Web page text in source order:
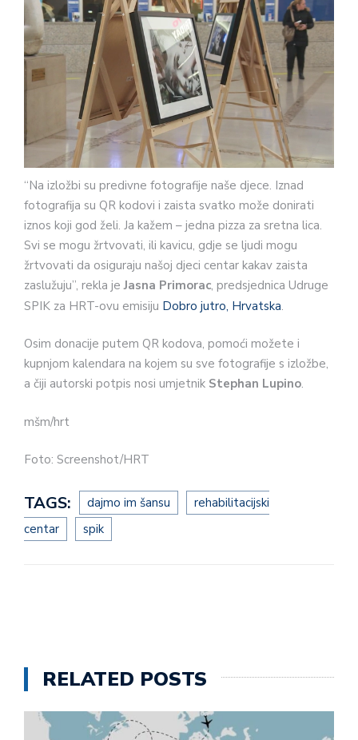
“Na izložbi su predivne fotografije naše djece. Iznad
fotografija su QR kodovi i zaista svatko može donirati
iznos koji god želi. Ja kažem – jedna pizza za sretna lica.
Svi se mogu žrtvovati, ili kavicu, gdje se ljudi mogu
žrtvovati da osiguraju našoj djeci centar kakav zaista
zaslužuju”, rekla jeJasna Primorac, predsjednica Udruge
SPIK za HRT-ovu emisiju Dobro jutro, Hrvatska.
Osim donacije putem QR kodova, pomoći možete i
kupnjom kalendara na kojem su sve fotografije s izložbe,
a čiji autorski potpis nosi umjetnik Stephan Lupino.
mšm/hrt
Foto: Screenshot/HRT
TAGS: dajmo im šansu
rehabilitacijski
centar
spik
RELATED POSTS